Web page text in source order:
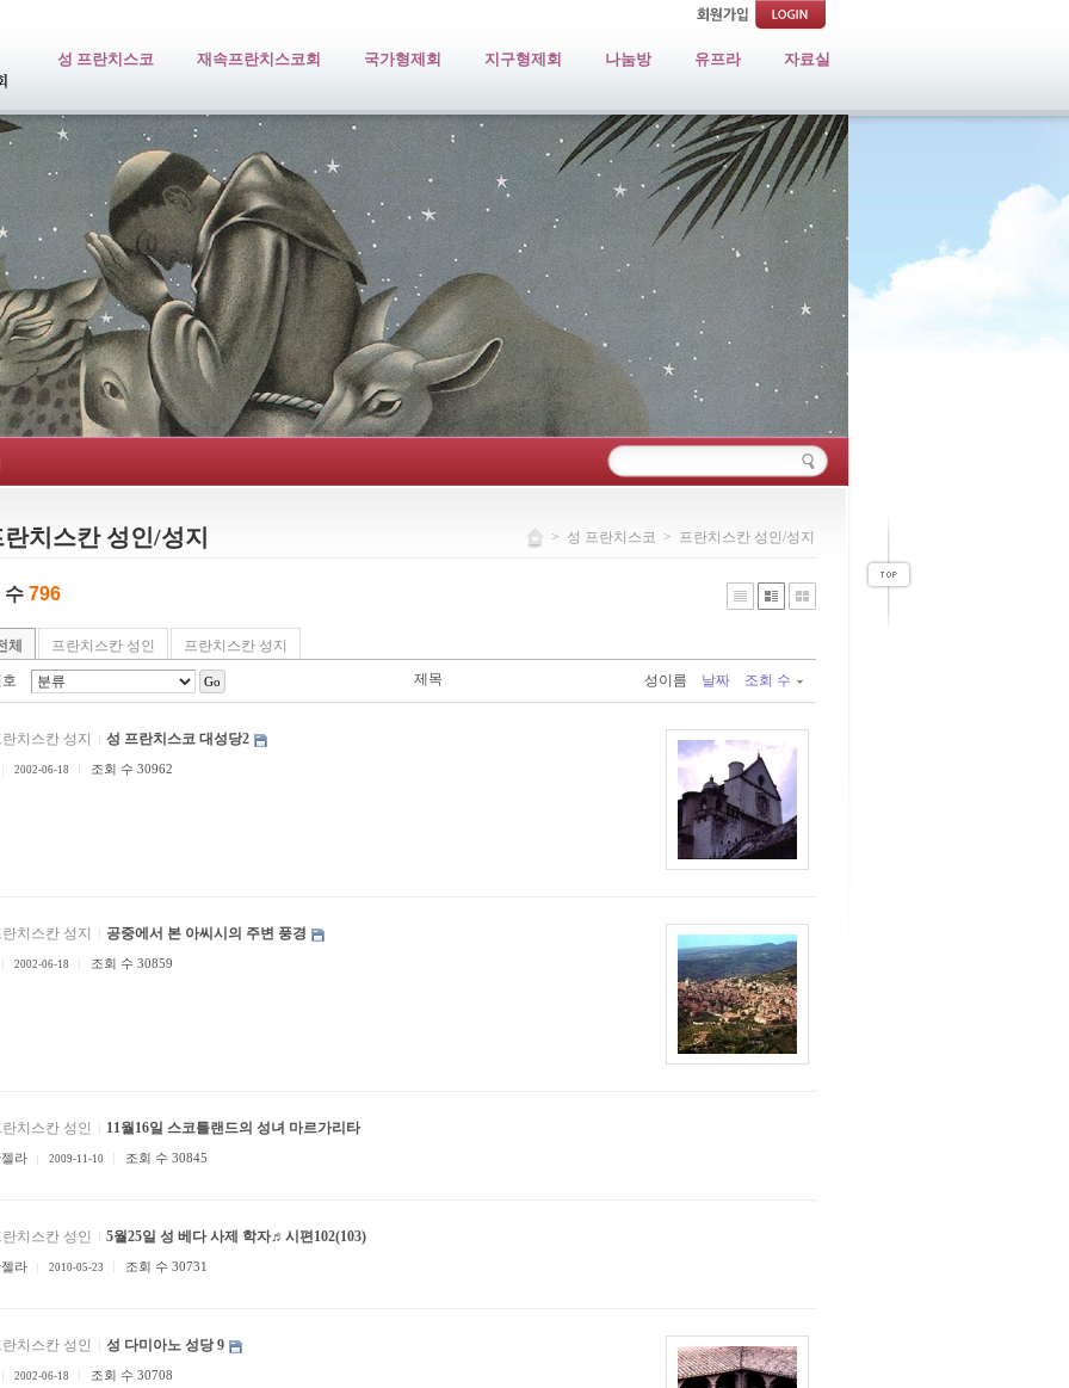
성 프란치스코 재속프란치스코회 국가형제회 지구형제회 나눔방 유프라 자료실
치스칸 성인/성지 > 성 프란치스코 > 프란치스칸 성인/성지
수 796
체 프란치스칸 성인 프란치스칸 성지
Go 제목 성이름 날짜 조회 수
치스칸 성지 성 프란치스코 대성당2
2002-06-18 조회 수 30962
치스칸 성지 공중에서 본 아씨시의 주변 풍경
2002-06-18 조회 수 30859
치스칸 성인 11월16일 스코틀랜드의 성녀 마르가리타
라 2009-11-10 조회 수 30845
치스칸 성인 5월25일 성 베다 사제 학자♬시편102(103)
라 2010-05-23 조회 수 30731
치스칸 성인 성 다미아노 성당 9
2002-06-18 조회 수 30708